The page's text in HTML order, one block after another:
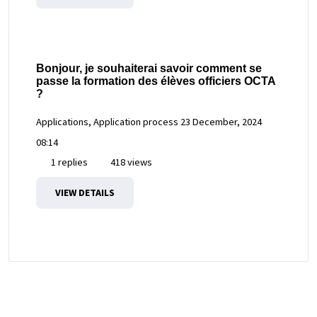
Bonjour, je souhaiterai savoir comment se
passe la formation des élèves officiers OCTA
?
Applications, Application process 23 December, 2024
08:14
1 replies
418 views
VIEW DETAILS